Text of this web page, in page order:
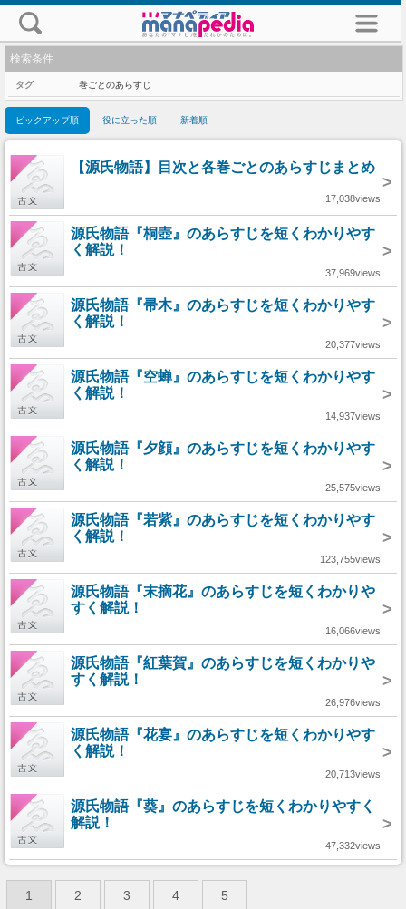
検索条件
タグ 巻ごとのあらすじ
ピックアップ順 役に立った順 新着順
【源氏物語】目次と各巻ごとのあらすじまとめ
>
17,038views
源氏物語『桐壺』のあらすじを短くわかりやす
く解説！
>
37,969views
源氏物語『帚木』のあらすじを短くわかりやす
く解説！
>
20,377views
源氏物語『空蝉』のあらすじを短くわかりやす
く解説！
>
14,937views
源氏物語『夕顔』のあらすじを短くわかりやす
く解説！
>
25,575views
源氏物語『若紫』のあらすじを短くわかりやす
く解説！
>
123,755views
源氏物語『末摘花』のあらすじを短くわかりや
すく解説！
>
16,066views
源氏物語『紅葉賀』のあらすじを短くわかりや
すく解説！
>
26,976views
源氏物語『花宴』のあらすじを短くわかりやす
く解説！
>
20,713views
源氏物語『葵』のあらすじを短くわかりやすく
解説！
>
47,332views
1 2 3 4 5